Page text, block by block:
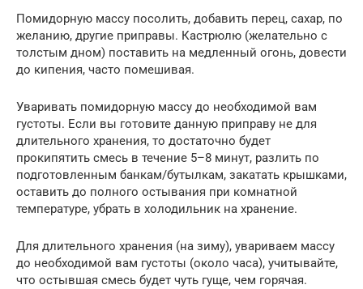
Помидорную массу посолить, добавить перец, сахар, по
желанию, другие приправы. Кастрюлю (желательно с
толстым дном) поставить на медленный огонь, довести
до кипения, часто помешивая.
Уваривать помидорную массу до необходимой вам
густоты. Если вы готовите данную приправу не для
длительного хранения, то достаточно будет
прокипятить смесь в течение 5–8 минут, разлить по
подготовленным банкам/бутылкам, закатать крышками,
оставить до полного остывания при комнатной
температуре, убрать в холодильник на хранение.
Для длительного хранения (на зиму), увариваем массу
до необходимой вам густоты (около часа), учитывайте,
что остывшая смесь будет чуть гуще, чем горячая.